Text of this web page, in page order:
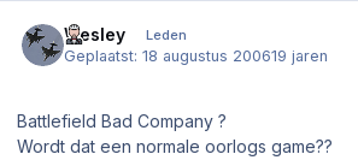
Wesley Leden
Geplaatst:18 augustus 200619 jaren
Battlefield Bad Company ?
Wordt dat een normale oorlogs game??